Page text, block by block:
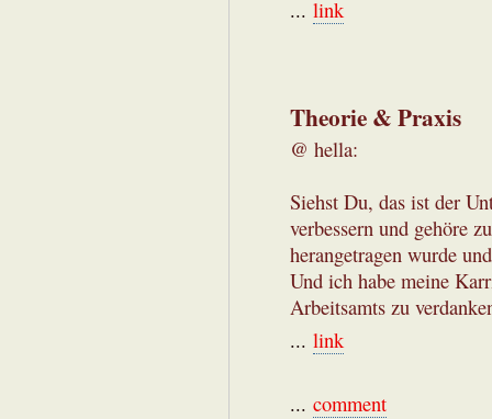
... link
Theorie & Praxis
@ hella:
Siehst Du, das ist der
verbessern und gehöre
herangetragen wurde
Und ich habe meine
Arbeitsamts zu
... link
... comment